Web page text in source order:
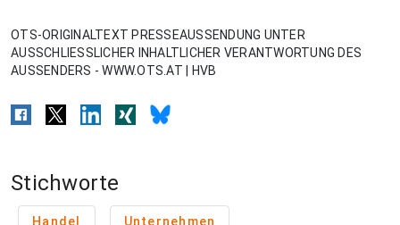
OTS-ORIGINALTEXT PRESSEAUSSENDUNG UNTER
AUSSCHLIESSLICHER INHALTLICHER VERANTWORTUNG DES
AUSSENDERS - WWW.OTS.AT | HVB
Stichworte
Handel Unternehmen